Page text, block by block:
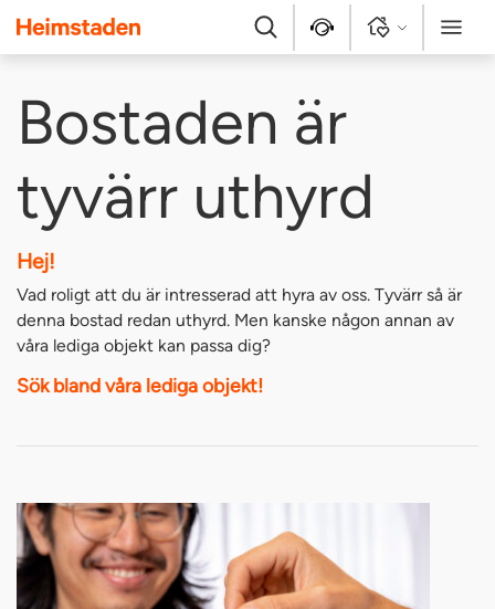
Heimstaden
Sök Kontakt Logga in Meny
Bostaden är
tyvärr uthyrd
Hej!
Vad roligt att du är intresserad att hyra av oss. Tyvärr så är
denna bostad redan uthyrd. Men kanske någon annan av
våra lediga objekt kan passa dig?
Sök bland våra lediga objekt!